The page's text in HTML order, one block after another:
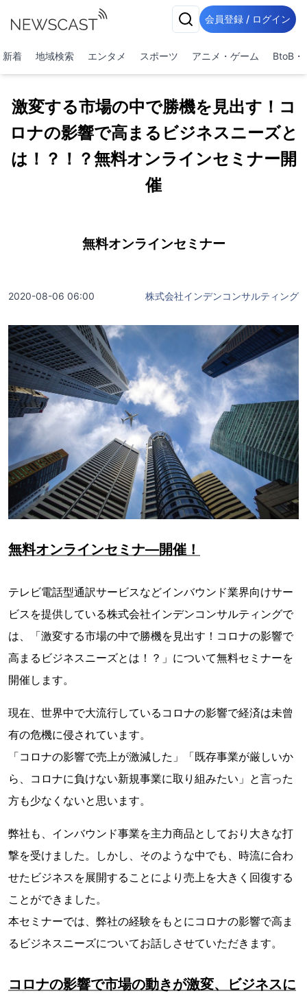
会員登録 / ログイン
新着 地域検索 エンタメ スポーツ アニメ・ゲーム BtoB・
激変する市場の中で勝機を見出す！コ
ロナの影響で高まるビジネスニーズと
は！？！？無料オンラインセミナー開
催
無料オンラインセミナー
2020-08-06 06:00 株式会社インデンコンサルティング
無料オンラインセミナ―開催！
テレビ電話型通訳サービスなどインバウンド業界向けサー
ビスを提供している株式会社インデンコンサルティングで
は、「激変する市場の中で勝機を見出す！コロナの影響で
高まるビジネスニーズとは！？」について無料セミナーを
開催します。
現在、世界中で大流行しているコロナの影響で経済は未曾
有の危機に侵されています。
「コロナの影響で売上が激減した」「既存事業が厳しいか
ら、コロナに負けない新規事業に取り組みたい」と言った
方も少なくないと思います。
弊社も、インバウンド事業を主力商品としており大きな打
撃を受けました。しかし、そのような中でも、時流に合わ
せたビジネスを展開することにより売上を大きく回復する
ことができました。
本セミナーでは、弊社の経験をもとにコロナの影響で高ま
るビジネスニーズについてお話しさせていただきます。
コロナの影響で市場の動きが激変、ビジネスに